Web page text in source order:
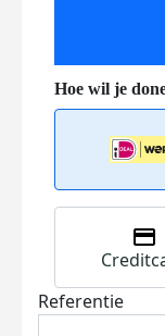
Referentie